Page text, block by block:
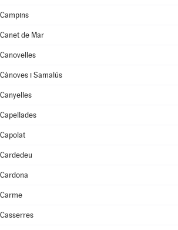
Campins
Canet de Mar
Canovelles
Cànoves i Samalús
Canyelles
Capellades
Capolat
Cardedeu
Cardona
Carme
Casserres